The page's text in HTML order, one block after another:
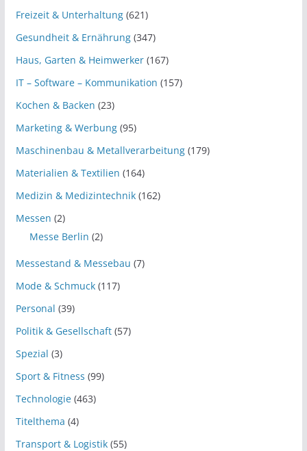
Freizeit & Unterhaltung(621)
Gesundheit & Ernährung(347)
Haus, Garten & Heimwerker(167)
IT – Software – Kommunikation (157)
Kochen & Backen (23)
Marketing & Werbung(95)
Maschinenbau & Metallverarbeitung(179)
Materialien & Textilien (164)
Medizin & Medizintechnik(162)
Messen (2)
Messe Berlin (2)
Messestand & Messebau (7)
Mode & Schmuck(117)
Personal (39)
Politik & Gesellschaft(57)
Spezial (3)
Sport & Fitness (99)
Technologie(463)
Titelthema (4)
Transport & Logistik(55)